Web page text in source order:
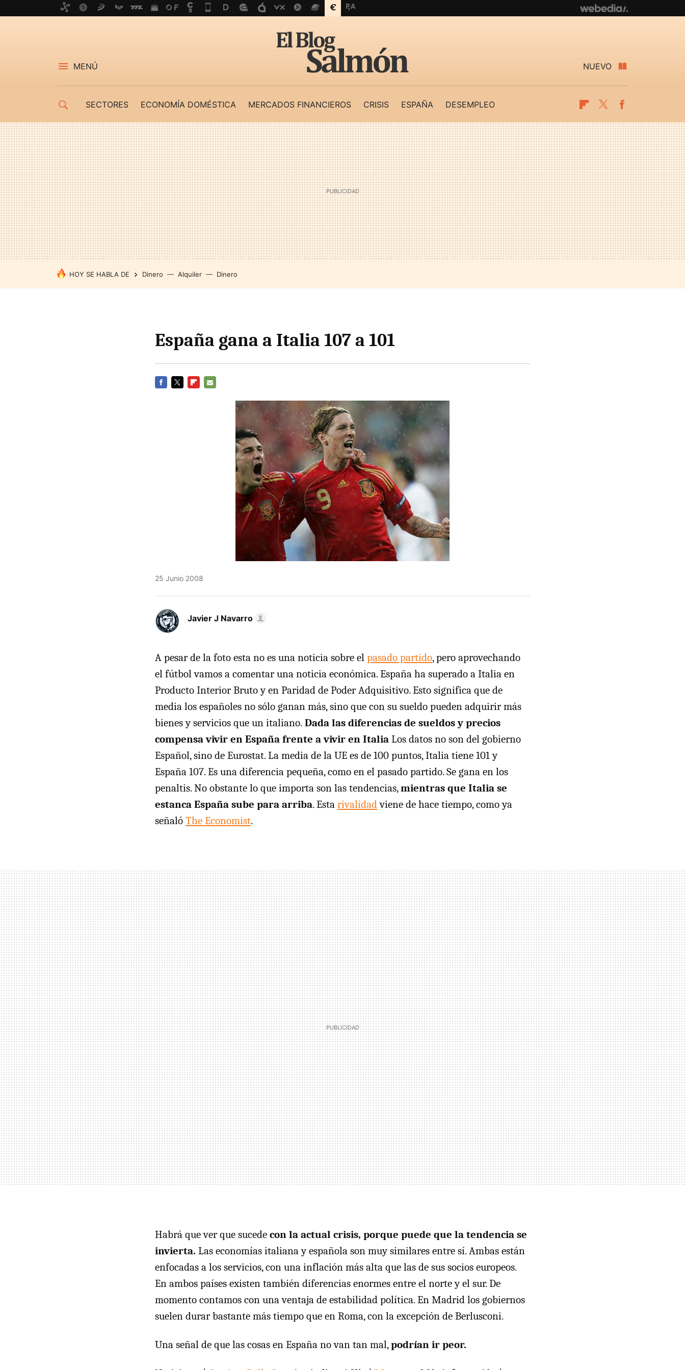
MENÚ NUEVO
SECTORES ECONOMÍA DOMÉSTICA MERCADOS FINANCIEROS CRISIS ESPAÑA DESEMPLEO Flipboard
Twitter
HOY SE HABLA DE Dinero Alquiler Dinero
España gana a Italia 107 a 101
25 Junio 2008
Javier J Navarro
A pesar de la foto esta no es una noticia sobre el pasado partido, pero aprovechando
el fútbol vamos a comentar una noticia económica. España ha superado a Italia en
Producto Interior Bruto y en Paridad de Poder Adquisitivo. Esto significa que de
media los españoles no sólo ganan más, sino que con su sueldo pueden adquirir más
bienes y servicios que un italiano. Dada las diferencias de sueldos y precios
compensa vivir en España frente a vivir en Italia Los datos no son del gobierno
Español, sino de Eurostat. La media de la UE es de 100 puntos, Italia tiene 101 y
España 107. Es una diferencia pequeña, como en el pasado partido. Se gana en los
penaltis. No obstante lo que importa son las tendencias,mientras que Italia se
estanca España sube para arriba. Esta rivalidadviene de hace tiempo, como ya
señaló The Economist.
Habrá que ver que sucede con la actual crisis, porque puede que la tendencia se
invierta. Las economías italiana y española son muy similares entre sí. Ambas están
enfocadas a los servicios, con una inflación más alta que las de sus socios europeos.
En ambos países existen también diferencias enormes entre el norte y el sur. De
momento contamos con una ventaja de estabilidad política. En Madrid los gobiernos
suelen durar bastante más tiempo que en Roma, con la excepción de Berlusconi.
Una señal de que las cosas en España no van tan mal,podrían ir peor.